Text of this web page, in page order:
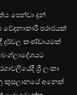
පෙන්වා දුන්
පරාජයක්
දුර්වල කණ්ඩායමක්
ශ්‍රී ලංකා
කුසලානයේ අනෙක්